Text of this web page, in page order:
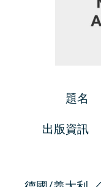
題名
出版資訊